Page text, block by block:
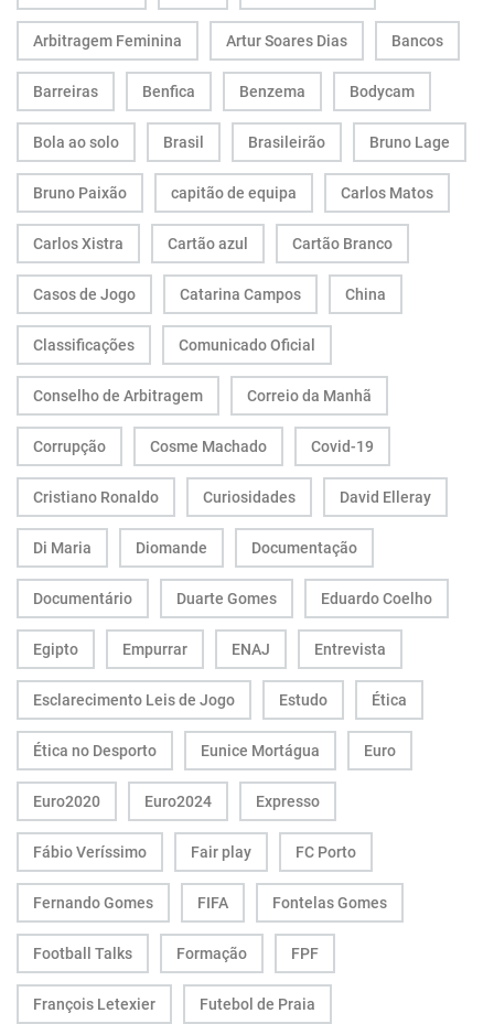
Arbitragem Feminina Artur Soares Dias Bancos
Barreiras Benfica Benzema Bodycam
Bola ao solo Brasil Brasileirão Bruno Lage
Bruno Paixão capitão de equipa Carlos Matos
Carlos Xistra Cartão azul Cartão Branco
Casos de Jogo Catarina Campos China
Classificações Comunicado Oficial
Conselho de Arbitragem Correio da Manhã
Corrupção Cosme Machado Covid-19
Cristiano Ronaldo Curiosidades David Elleray
Di Maria Diomande Documentação
Documentário Duarte Gomes Eduardo Coelho
Egipto Empurrar ENAJ Entrevista
Esclarecimento Leis de Jogo Estudo Ética
Ética no Desporto Eunice Mortágua Euro
Euro2020 Euro2024 Expresso
Fábio Veríssimo Fair play FC Porto
Fernando Gomes FIFA Fontelas Gomes
Football Talks Formação FPF
François Letexier Futebol de Praia